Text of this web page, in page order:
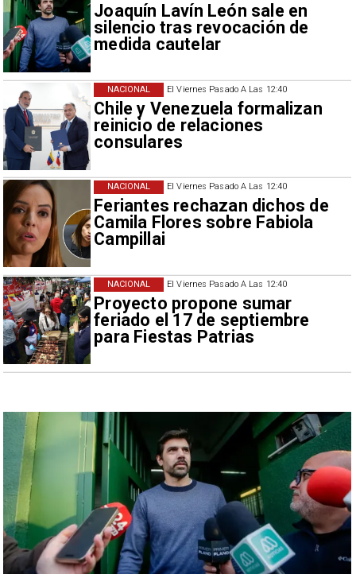
Joaquín Lavín León sale en
silencio tras revocación de
medida cautelar
El Viernes Pasado A Las 12:40
Chile y Venezuela formalizan
reinicio de relaciones
consulares
NACIONAL
El Viernes Pasado A Las 12:40
Feriantes rechazan dichos de
Camila Flores sobre Fabiola
Campillai
NACIONAL
El Viernes Pasado A Las 12:40
Proyecto propone sumar
feriado el 17 de septiembre
para Fiestas Patrias
NACIONAL